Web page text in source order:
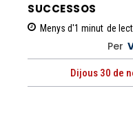
SUCCESSOS
Menys d'1 minut de
Per
Dijous 30 de